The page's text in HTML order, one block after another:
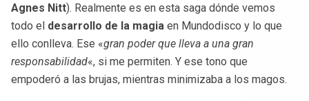
Agnes Nitt). Realmente es en esta saga dónde vemos
todo el desarrollo de la magia en Mundodisco y lo que
ello conlleva. Ese «gran poder que lleva a una gran
responsabilidad«, si me permiten. Y ese tono que
empoderó a las brujas, mientras minimizaba a los magos.